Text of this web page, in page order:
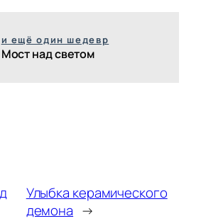
и ещё один шедевр
Мост над светом
Улыбка керамического
демона →